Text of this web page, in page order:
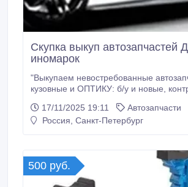
Скупка выкуп автозапчастей
иномарок
"Выкупаем невостребованные
кузовные и ОПТИКУ: б/у и новые, контрактные,
автомобилей от 2010 года выпуска Крылья, капоты ,
двери, крышки багажника, фонари, фары, диски
17/11/2025 19:11
Автозапчасти
Россия, Санкт-Петербург
500 руб.